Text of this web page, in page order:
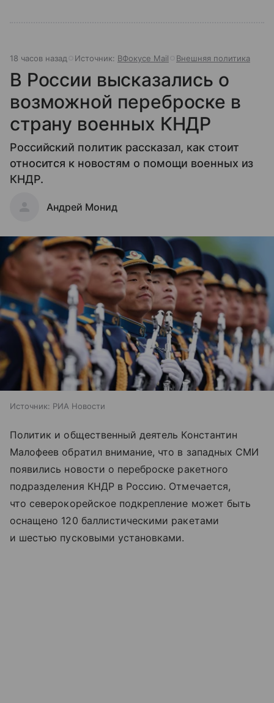
18 часов назад Источник: ВФокусе Mail Внешняя политика
В России высказались о
возможной переброске в
страну военных КНДР
Российский политик рассказал, как стоит
относится к новостям о помощи военных из
КНДР.
Андрей Монид
Источник: РИА Новости
Политик и общественный деятель Константин
Малофеев обратил внимание, что в западных СМИ
появились новости о переброске ракетного
подразделения КНДР в Россию. Отмечается,
что северокорейское подкрепление может быть
оснащено 120 баллистическими ракетами
и шестью пусковыми установками.